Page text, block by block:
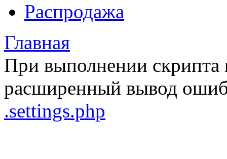
Распродажа
Главная
При выполнении
расширенный вывод
.settings.php